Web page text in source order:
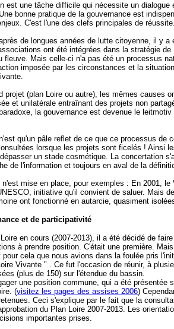
est une tâche difficile qui nécessite un dialogue
bonne pratique de la gouvernance est
C'est l'une des clefs principales de réussite.
de longues années de lutte citoyenne, il y a
ont été intégrées dans la stratégie de
fleuve. Mais celle-ci n'a pas été un processus
imposée par les circonstances et la
projet (plan Loire ou autre), les mêmes causes
et unilatérale entraînant des projets non
la gouvernance est devenue le leitmotiv
qu'un pâle reflet de ce que ce processus de
lorsque les projets sont ficelés ! Ainsi
un stade cosmétique. La concertation
de l'information et toujours en aval de la
mise en place, pour exemples : En 2001, le
initiative qu'il convient de saluer. Mais
ont fonctionné en autarcie, quasiment
et de participativité
en cours (2007-2013), il a été décidé de
à prendre position. C'était une première.
cela que nous avions dans la foulée pris
Vivante " . Ce fut l'occasion de réunir, à
(plus de 150) sur l'étendue du bassin.
une position commune, qui a été présentée
(visitez les pages des assises 2006)
Ceci s'explique par le fait que la
du Plan Loire 2007-2013. Les
importantes prises.